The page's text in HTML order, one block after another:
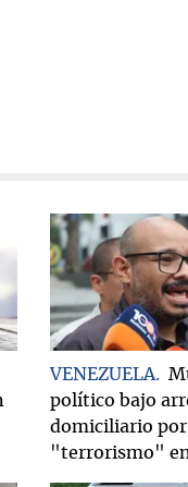
VENEZUELA
político bajo
domiciliario por
"terrorismo"